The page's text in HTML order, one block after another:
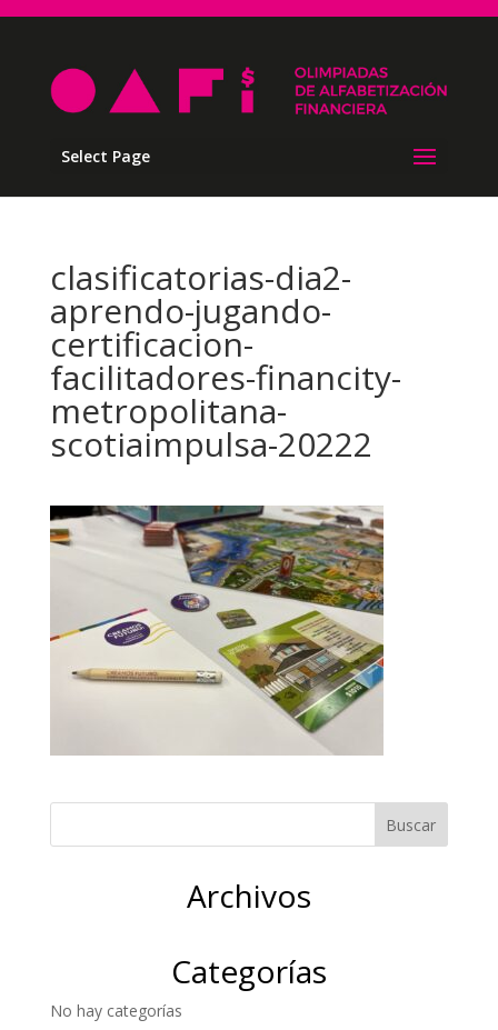
Select Page
clasificatorias-dia2-
aprendo-jugando-
certificacion-
facilitadores-financity-
metropolitana-
scotiaimpulsa-20222
Archivos
Categorías
No hay categorías